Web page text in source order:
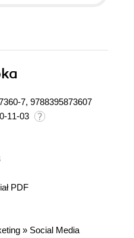
7, 9788395873607
11-03
PDF
» Social Media